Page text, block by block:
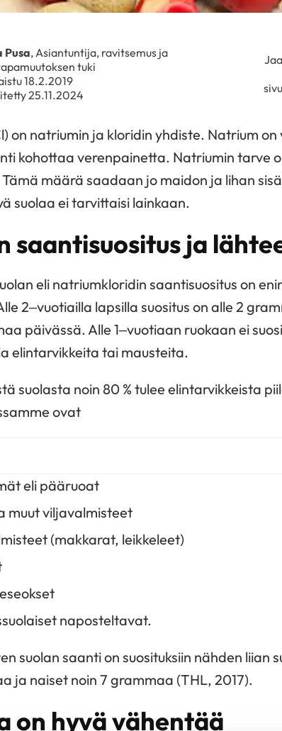
Pusa, Asiantuntija, ravitsemus ja
tuki
18.2.2019
25.11.2024
Jaa
sivu
on natriumin ja kloridin yhdiste. Natrium
kohottaa verenpainetta. Natriumin tarve
määrä saadaan jo maidon ja lihan
suolaa ei tarvittaisi lainkaan.
saantisuositus ja
eli natriumkloridin saantisuositus on
2–vuotiailla lapsilla suositus on alle 2
päivässä. Alle 1–vuotiaan ruokaan ei
elintarvikkeita tai mausteita.
suolasta noin 80 % tulee elintarvikkeista
ovat
eli pääruoat
muut viljavalmisteet
(makkarat, leikkeleet)
naposteltavat.
suolan saanti on suosituksiin nähden
ja naiset noin 7 grammaa (THL, 2017).
on hyvä vähentää